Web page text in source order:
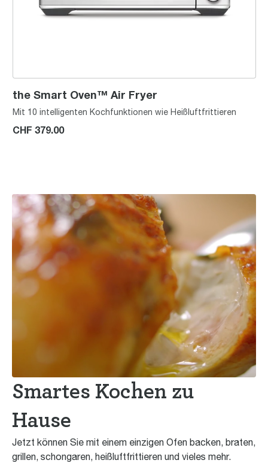
the Smart Oven™ Air Fryer
Mit 10 intelligenten Kochfunktionen wie Heißluftfrittieren
CHF 379.00
Smartes Kochen zu
Hause
Jetzt können Sie mit einem einzigen Ofen backen, braten,
grillen, schongaren, heißluftfrittieren und vieles mehr.